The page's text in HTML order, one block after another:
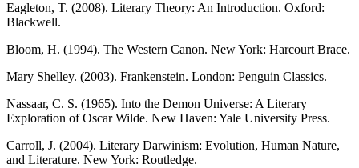
Eagleton, T. (2008). Literary Theory: An Introduction. Oxford:
Blackwell.
Bloom, H. (1994). The Western Canon. New York: Harcourt Brace.
Mary Shelley. (2003). Frankenstein. London: Penguin Classics.
Nassaar, C. S. (1965). Into the Demon Universe: A Literary
Exploration of Oscar Wilde. New Haven: Yale University Press.
Carroll, J. (2004). Literary Darwinism: Evolution, Human Nature,
and Literature. New York: Routledge.